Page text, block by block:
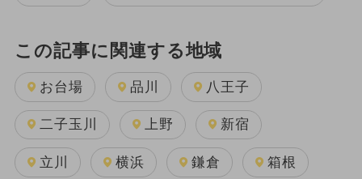
この記事に関連する地域
お台場 品川 八王子
二子玉川 上野 新宿
立川 横浜 鎌倉 箱根